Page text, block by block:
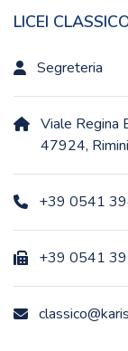
LICEI
Segreteria
Viale Regina
47924,
+39 0541
+39 0541